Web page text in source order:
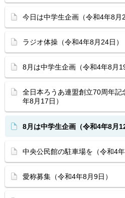
今日は中学生企画（令和4年8月
ラジオ体操（令和4年8月24日）
8月は中学生企画（令和4年8月19
全日本ろうあ連盟創立70周年記
年8月17日）
8月は中学生企画（令和4年8月12
中央公民館の駐車場を（令和4年
愛称募集（令和4年8月9日）